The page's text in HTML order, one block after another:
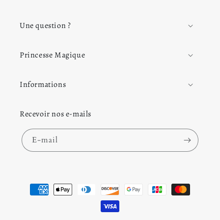
Une question ?
Princesse Magique
Informations
Recevoir nos e-mails
E-mail
Moyens de paiement